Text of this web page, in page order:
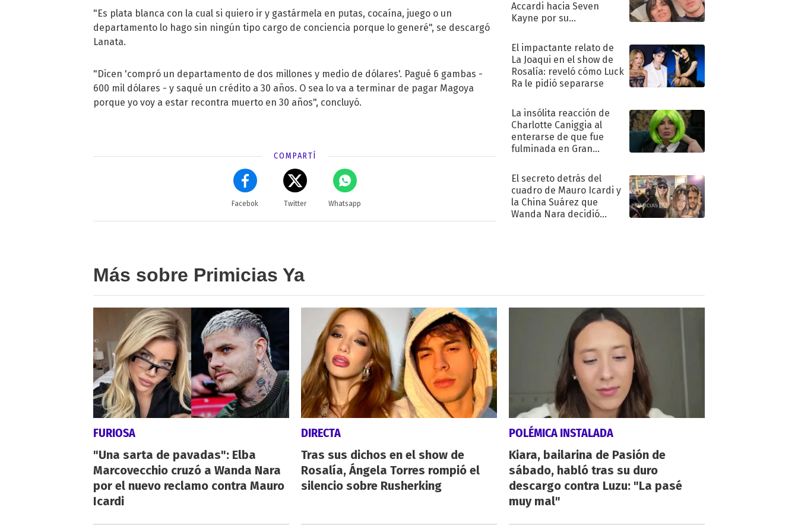
"Es plata blanca con la cual si quiero ir y gastármela en putas, cocaína, juego o un
departamento lo hago sin ningún tipo cargo de conciencia porque lo generé", se descargó
Lanata.
"Dicen 'compró un departamento de dos millones y medio de dólares'. Pagué 6 gambas -
600 mil dólares - y saqué un crédito a 30 años. O sea lo va a terminar de pagar Magoya
porque yo voy a estar recontra muerto en 30 años", concluyó.
COMPARTÍ
Facebok Twitter Whatsapp
Accardi hacia Seven
Kayne por su
El impactante relato de
La Joaqui en el show de
Rosalía: reveló cómo Luck
Ra le pidió separarse
La insólita reacción de
Charlotte Caniggia al
enterarse de que fue
fulminada en Gran
El secreto detrás del
cuadro de Mauro Icardi y
la China Suárez que
Wanda Nara decidió
Más sobre Primicias Ya
FURIOSA
"Una sarta de pavadas": Elba
Marcovecchio cruzó a Wanda Nara
por el nuevo reclamo contra Mauro
Icardi
DIRECTA
Tras sus dichos en el show de
Rosalía, Ángela Torres rompió el
silencio sobre Rusherking
POLÉMICA INSTALADA
Kiara, bailarina de Pasión de
sábado, habló tras su duro
descargo contra Luzu: "La pasé
muy mal"